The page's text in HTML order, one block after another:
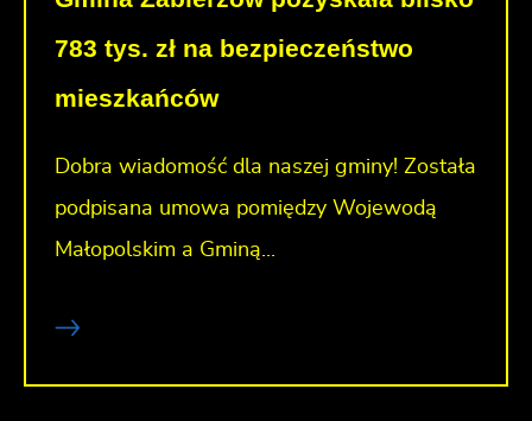
783 tys. zł na bezpieczeństwo
mieszkańców
Dobra wiadomość dla naszej gminy! Została
podpisana umowa pomiędzy Wojewodą
Małopolskim a Gminą...